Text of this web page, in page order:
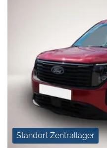
Standort Zentrallager